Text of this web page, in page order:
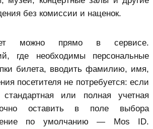
без комиссии и наценок.
можно прямо в сервисе.
где необходимы персональные
билета, вводить фамилию, имя,
посетителя не потребуется: если
или полная учетная
оставить в поле выбора
по умолчанию — Mos ID.